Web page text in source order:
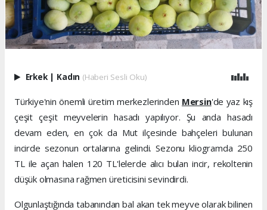
Erkek | Kadın (Haberi Sesli Oku)
Türkiye'nin önemli üretim merkezlerinden Mersin'de yaz kış
çeşit çeşit meyvelerin hasadı yapılıyor. Şu anda hasadı
devam eden, en çok da Mut ilçesinde bahçeleri bulunan
incirde sezonun ortalarına gelindi. Sezonu kliogramda 250
TL ile açan halen 120 TL'lelerde alıcı bulan incir, rekoltenin
düşük olmasına rağmen üreticisini sevindirdi.
Olgunlaştığında tabanından bal akan tek meyve olarak bilinen